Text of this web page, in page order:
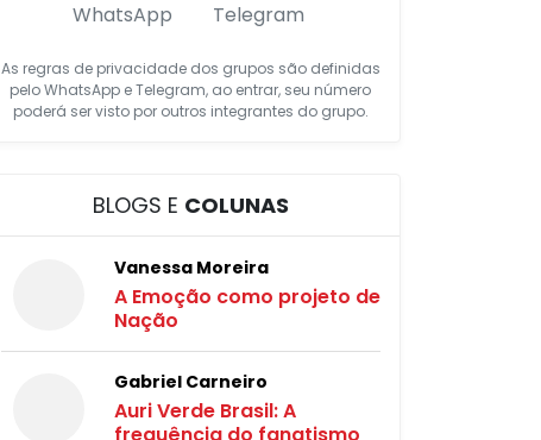
WhatsApp Telegram
As regras de privacidade dos grupos são definidas
pelo WhatsApp e Telegram, ao entrar, seu número
poderá ser visto por outros integrantes do grupo.
BLOGS E COLUNAS
Vanessa Moreira
A Emoção como projeto de
Nação
Gabriel Carneiro
Auri Verde Brasil: A